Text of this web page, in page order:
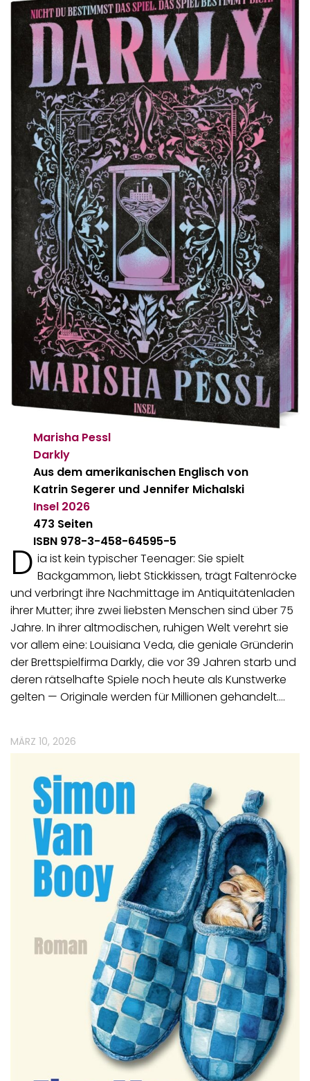
Marisha Pessl
Darkly
Aus dem amerikanischen Englisch von
Katrin Segerer und Jennifer Michalski
Insel 2026
473 Seiten
ISBN 978-3-458-64595-5
D ia ist kein typischer Teenager: Sie spielt
Backgammon, liebt Stickkissen, trägt Faltenröcke
und verbringt ihre Nachmittage im Antiquitätenladen
ihrer Mutter; ihre zwei liebsten Menschen sind über 75
Jahre. In ihrer altmodischen, ruhigen Welt verehrt sie
vor allem eine: Louisiana Veda, die geniale Gründerin
der Brettspielfirma Darkly, die vor 39 Jahren starb und
deren rätselhafte Spiele noch heute als Kunstwerke
gelten — Originale werden für Millionen gehandelt.…
MÄRZ 10, 2026